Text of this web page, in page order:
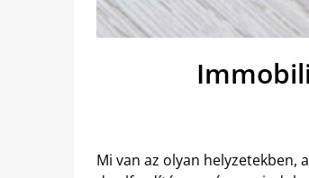
Mi van az olyan helyzetekben,